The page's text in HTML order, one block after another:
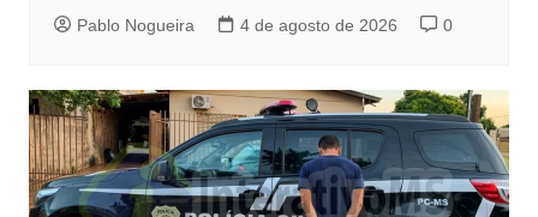
Pablo Nogueira 4 de agosto de 2026 0